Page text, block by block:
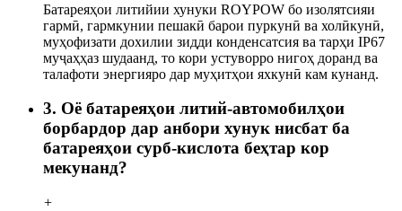
Батареяҳои литийии хунуки ROYPOW бо изолятсияи
гармӣ, гармкунии пешакӣ барои пуркунӣ ва холӣкунӣ,
муҳофизати дохилии зидди конденсатсия ва тарҳи IP67
муҷаҳҳаз шудаанд, то кори устуворро нигоҳ доранд ва
талафоти энергияро дар муҳитҳои яхкунӣ кам кунанд.
3. Оё батареяҳои литий-автомобилҳои
борбардор дар анбори хунук нисбат ба
батареяҳои сурб-кислота беҳтар кор
мекунанд?
+